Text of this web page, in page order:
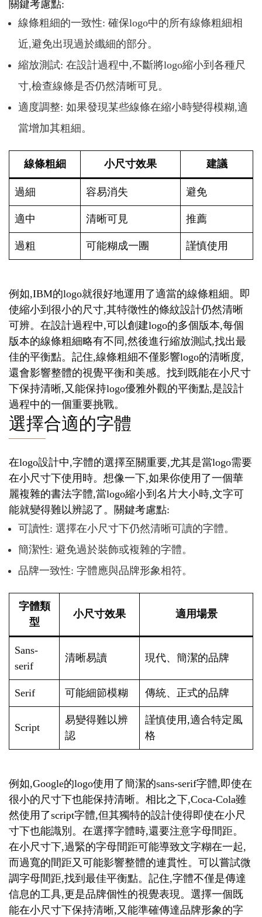
關鍵考慮點:
線條粗細的一致性: 確保logo中的所有線條粗細相
近,避免出現過於纖細的部分。
縮放測試: 在設計過程中,不斷將logo縮小到各種尺
寸,檢查線條是否仍然清晰可見。
適度調整: 如果發現某些線條在縮小時變得模糊,適
當增加其粗細。
線條粗細 小尺寸效果 建議
過細 容易消失 避免
適中 清晰可見 推薦
過粗 可能糊成一團 謹慎使用
例如,IBM的logo就很好地運用了適當的線條粗細。即
使縮小到很小的尺寸,其特徵性的條紋設計仍然清晰
可辨。在設計過程中,可以創建logo的多個版本,每個
版本的線條粗細略有不同,然後進行縮放測試,找出最
佳的平衡點。記住,線條粗細不僅影響logo的清晰度,
還會影響整體的視覺平衡和美感。找到既能在小尺寸
下保持清晰,又能保持logo優雅外觀的平衡點,是設計
過程中的一個重要挑戰。
選擇合適的字體
在logo設計中,字體的選擇至關重要,尤其是當logo需要
在小尺寸下使用時。想像一下,如果你使用了一個華
麗複雜的書法字體,當logo縮小到名片大小時,文字可
能就變得難以辨認了。關鍵考慮點:
可讀性: 選擇在小尺寸下仍然清晰可讀的字體。
簡潔性: 避免過於裝飾或複雜的字體。
品牌一致性: 字體應與品牌形象相符。
字體類
型
小尺寸效果 適用場景
Sans-
serif
清晰易讀 現代、簡潔的品牌
Serif 可能細節模糊 傳統、正式的品牌
Script
易變得難以辨
認
謹慎使用,適合特定風
格
例如,Google的logo使用了簡潔的sans-serif字體,即使在
很小的尺寸下也能保持清晰。相比之下,Coca-Cola雖
然使用了script字體,但其獨特的設計使得即使在小尺
寸下也能識別。在選擇字體時,還要注意字母間距。
在小尺寸下,過緊的字母間距可能導致文字糊在一起,
而過寬的間距又可能影響整體的連貫性。可以嘗試微
調字母間距,找到最佳平衡點。記住,字體不僅是傳達
信息的工具,更是品牌個性的視覺表現。選擇一個既
能在小尺寸下保持清晰,又能準確傳達品牌形象的字